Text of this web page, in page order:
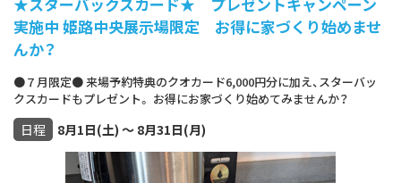
実施中 姫路中央展示場限定 お得に家づくり始めませ
んか？
●７月限定● 来場予約特典のクオカード6,000円分に加え、スターバッ
クスカードもプレゼント。 お得にお家づくり始めてみませんか？
日程 8月1日(土) ～ 8月31日(月)